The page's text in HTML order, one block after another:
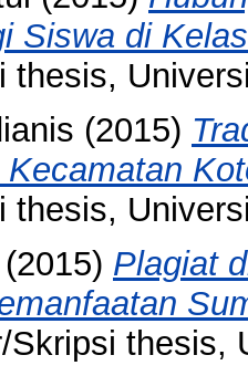
Siswa di
thesis,
(2015)
thesis,
Plagiat
Skripsi thesis,